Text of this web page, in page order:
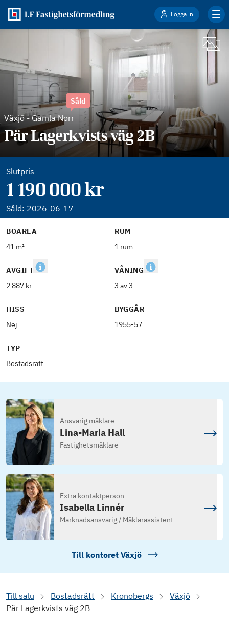
Logga in
Växjö-Gamla Norr
Såld
Pär Lagerkvists väg 2B
Slutpris
1 190 000 kr
Såld: 2026-06-17
BOAREA
41 m²
RUM
1 rum
AVGIFT
2 887 kr
VÅNING
3 av 3
HISS
Nej
BYGGÅR
1955-57
TYP
Bostadsrätt
Ansvarig mäklare
Lina-Maria Hall
Fastighetsmäklare
Extra kontaktperson
Isabella Linnér
Marknadsansvarig / Mäklarassistent
Till kontoret Växjö
Till salu Bostadsrätt Kronobergs
Växjö
Pär Lagerkvists väg 2B